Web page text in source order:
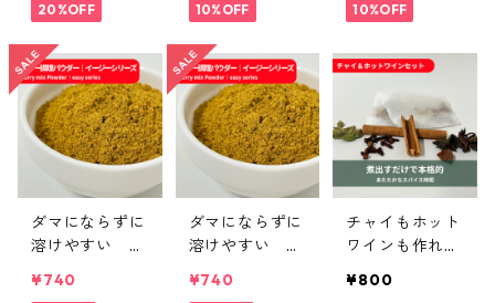
20%OFF
スセット
10%OFF
スパイスセット
10%OFF
ダマにならずに
溶けやすい カ
ー｜spice roo
¥740
ダマにならずに
溶けやすい カ
ー マイルド｜
¥740
チャイもホット
ワインも作れる
｜spice room
¥800